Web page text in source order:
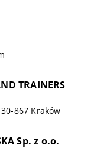
TRAINERS
867 Kraków
Sp. z o.o.